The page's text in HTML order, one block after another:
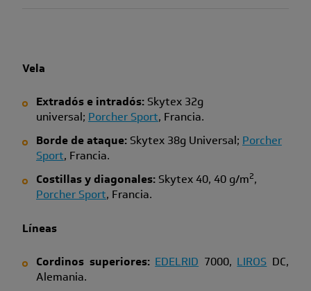
Vela
Extradós e intradós: Skytex 32g
universal; Porcher Sport, Francia.
Borde de ataque:Skytex 38g Universal; Porcher
Sport, Francia.
Costillas y diagonales:Skytex 40, 40 g/m2,
Porcher Sport, Francia.
Líneas
Cordinos superiores: EDELRID 7000, LIROS DC,
Alemania.